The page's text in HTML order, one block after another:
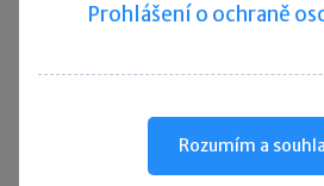
24. 8. 2026
Daňové přiznání a splatnost daně za
Přehled všech termínů ►
Prohlášení o ochraně
Rozumím a